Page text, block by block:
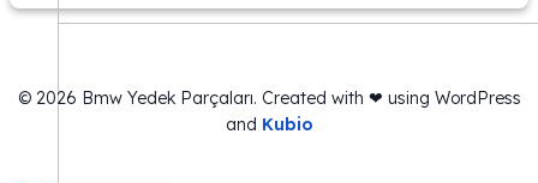
© 2026 Bmw Yedek Parçaları. Created with ❤ using WordPress
and Kubio